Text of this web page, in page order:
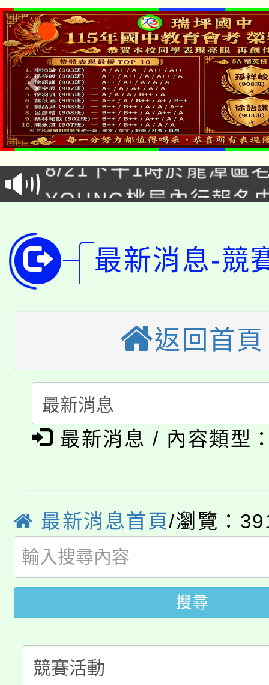
「本色祭」8/29、30在
場熱烈登場!
徵才活動。
YOUNG桃局內行報名
開!
115年桃園市運動會8/
田徑場及游泳池舉行。
桃園市低收入戶享有免
視費優惠，中低收入戶
半價優惠，詳情可洽有
者。
大園自造教育及科技中
份教師增能研習
大溪自造教育及科技
份教師研習
淨零綠生活教案入校路
會
115年食農教育專業人
程
「本色祭」8/29、30在
局官網。
8月14至27日，桃園電
開!
115年桃園市運動會8/
田徑場及游泳池舉行。
桃園市低收入戶享有免
視費優惠，中低收入戶
半價優惠，詳情可洽有
大園自造教育及科技
份教師增能研習
大溪自造教育及科技中
份教師研習
淨零綠生活教案入校路
最新消息-競
返回首頁
最新消息 / 內容類型
最新消息首頁/瀏覽：
搜尋